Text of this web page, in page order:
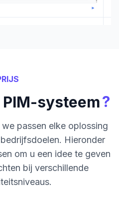
systeem?
passen elke oplossing
Hieronder
om u een idee te geven
bij verschillende